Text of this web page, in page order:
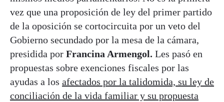
vez que una proposición de ley del primer partido
de la oposición se cortocircuita por un veto del
Gobierno secundado por la mesa de la cámara,
presidida por Francina Armengol. Les pasó en
propuestas sobre exenciones fiscales por las
ayudas a los afectados por la talidomida, su ley de
conciliación de la vida familiar y su propuesta